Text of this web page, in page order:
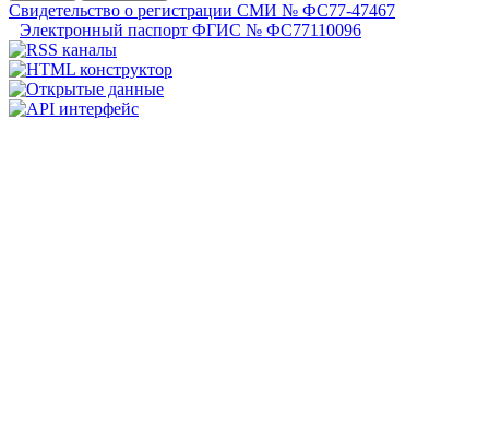
Свидетельство о регистрации СМИ № ФС77-47467
Электронный паспорт ФГИС № ФС77110096